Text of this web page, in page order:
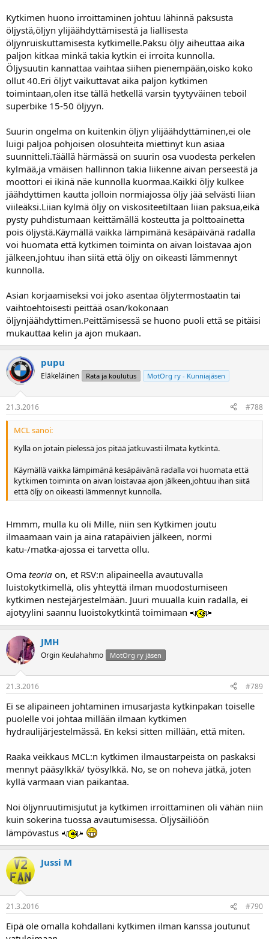
Kytkimen huono irroittaminen johtuu lähinnä paksusta
öljystä,öljyn ylijäähdyttämisestä ja liallisesta
öljynruiskuttamisesta kytkimelle.Paksu öljy aiheuttaa aika
paljon kitkaa minkä takia kytkin ei irroita kunnolla.
Öljysuutin kannattaa vaihtaa siihen pienempään,oisko koko
ollut 40.Eri öljyt vaikuttavat aika paljon kytkimen
toimintaan,olen itse tällä hetkellä varsin tyytyväinen teboil
superbike 15-50 öljyyn.
Suurin ongelma on kuitenkin öljyn ylijäähdyttäminen,ei ole
luigi paljoa pohjoisen olosuhteita miettinyt kun asiaa
suunnitteli.Täällä härmässä on suurin osa vuodesta perkelen
kylmää,ja vmäisen hallinnon takia liikenne aivan perseestä ja
moottori ei ikinä näe kunnolla kuormaa.Kaikki öljy kulkee
jäähdyttimen kautta jolloin normiajossa öljy jää selvästi liian
viileäksi.Liian kylmä öljy on viskositeetiltaan liian paksua,eikä
pysty puhdistumaan keittämällä kosteutta ja polttoainetta
pois öljystä.Käymällä vaikka lämpimänä kesäpäivänä radalla
voi huomata että kytkimen toiminta on aivan loistavaa ajon
jälkeen,johtuu ihan siitä että öljy on oikeasti lämmennyt
kunnolla.
Asian korjaamiseksi voi joko asentaa öljytermostaatin tai
vaihtoehtoisesti peittää osan/kokonaan
öljynjäähdyttimen.Peittämisessä se huono puoli että se pitäisi
mukauttaa kelin ja ajon mukaan.
pupu
Eläkeläinen Rata ja koulutus MotOrg ry - Kunniajäsen
21.3.2016 #788
MCL sanoi:
Kyllä on jotain pielessä jos pitää jatkuvasti ilmata kytkintä.
Käymällä vaikka lämpimänä kesäpäivänä radalla voi huomata että
kytkimen toiminta on aivan loistavaa ajon jälkeen,johtuu ihan siitä
että öljy on oikeasti lämmennyt kunnolla.
Hmmm, mulla ku oli Mille, niin sen Kytkimen joutu
ilmaamaan vain ja aina ratapäivien jälkeen, normi
katu-/matka-ajossa ei tarvetta ollu.
Oma teoria on, et RSV:n alipaineella avautuvalla
luistokytkimellä, olis yhteyttä ilman muodostumiseen
kytkimen nestejärjestelmään. Juuri muualla kuin radalla, ei
ajotyylini saannu luoistokytkintä toimimaan
JMH
Orgin Keulahahmo MotOrg ry jäsen
21.3.2016 #789
Ei se alipaineen johtaminen imusarjasta kytkinpakan toiselle
puolelle voi johtaa millään ilmaan kytkimen
hydraulijärjestelmässä. En keksi sitten millään, että miten.
Raaka veikkaus MCL:n kytkimen ilmaustarpeista on paskaksi
mennyt pääsylkkä/ työsylkkä. No, se on noheva jätkä, joten
kyllä varmaan vian paikantaa.
Noi öljynruutimisjutut ja kytkimen irroittaminen oli vähän niin
kuin sokerina tuossa avautumisessa. Öljysäiliöön
lämpövastus
Jussi M
21.3.2016 #790
Eipä ole omalla kohdallani kytkimen ilman kanssa joutunut